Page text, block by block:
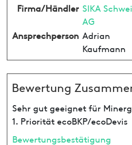
Firma/Händler SIKA
AG
Ansprechperson Adrian
Kaufmann
Bewertung
Sehr gut geeignet für
1. Priorität ecoBKP/ecoDevis
Bewertungsbestätigung